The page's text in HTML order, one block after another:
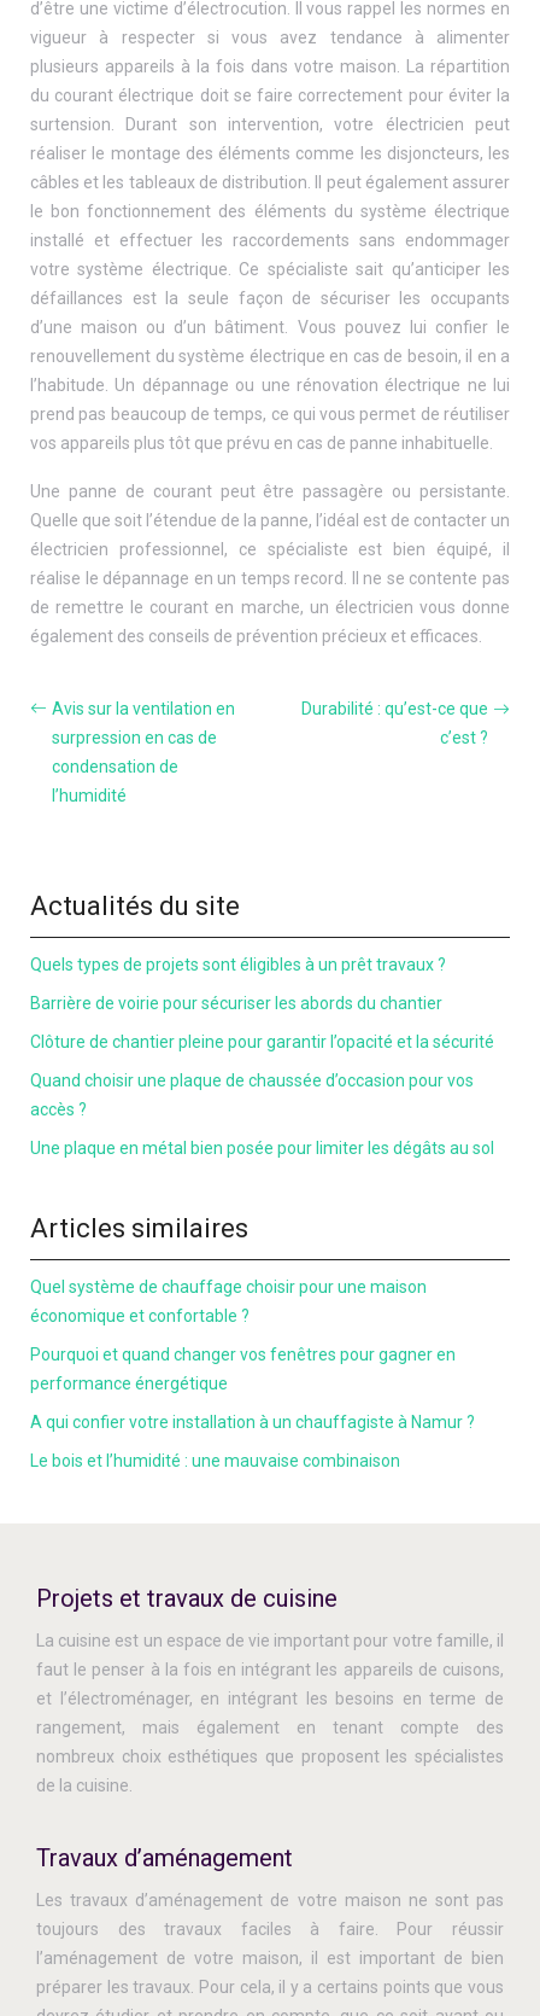
d’être une victime d’électrocution. Il vous rappel les normes en
vigueur à respecter si vous avez tendance à alimenter
plusieurs appareils à la fois dans votre maison. La répartition
du courant électrique doit se faire correctement pour éviter la
surtension. Durant son intervention, votre électricien peut
réaliser le montage des éléments comme les disjoncteurs, les
câbles et les tableaux de distribution. Il peut également assurer
le bon fonctionnement des éléments du système électrique
installé et effectuer les raccordements sans endommager
votre système électrique. Ce spécialiste sait qu’anticiper les
défaillances est la seule façon de sécuriser les occupants
d’une maison ou d’un bâtiment. Vous pouvez lui confier le
renouvellement du système électrique en cas de besoin, il en a
l’habitude. Un dépannage ou une rénovation électrique ne lui
prend pas beaucoup de temps, ce qui vous permet de réutiliser
vos appareils plus tôt que prévu en cas de panne inhabituelle.
Une panne de courant peut être passagère ou persistante.
Quelle que soit l’étendue de la panne, l’idéal est de contacter un
électricien professionnel, ce spécialiste est bien équipé, il
réalise le dépannage en un temps record. Il ne se contente pas
de remettre le courant en marche, un électricien vous donne
également des conseils de prévention précieux et efficaces.
Avis sur la ventilation en
surpression en cas de
condensation de
l’humidité
Durabilité : qu’est-ce que
c’est ?
Actualités du site
Quels types de projets sont éligibles à un prêt travaux ?
Barrière de voirie pour sécuriser les abords du chantier
Clôture de chantier pleine pour garantir l’opacité et la sécurité
Quand choisir une plaque de chaussée d’occasion pour vos
accès ?
Une plaque en métal bien posée pour limiter les dégâts au sol
Articles similaires
Quel système de chauffage choisir pour une maison
économique et confortable ?
Pourquoi et quand changer vos fenêtres pour gagner en
performance énergétique
A qui confier votre installation à un chauffagiste à Namur ?
Le bois et l’humidité : une mauvaise combinaison
Projets et travaux de cuisine
La cuisine est un espace de vie important pour votre famille, il
faut le penser à la fois en intégrant les appareils de cuisons,
et l’électroménager, en intégrant les besoins en terme de
rangement, mais également en tenant compte des
nombreux choix esthétiques que proposent les spécialistes
de la cuisine.
Travaux d’aménagement
Les travaux d’aménagement de votre maison ne sont pas
toujours des travaux faciles à faire. Pour réussir
l’aménagement de votre maison, il est important de bien
préparer les travaux. Pour cela, il y a certains points que vous